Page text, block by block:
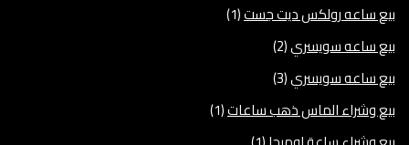
بيع ساعه رولكس ديت جست(1)
بيع ساعه سويسري(2)
بيع ساعه سويسري(3)
بيع وشراء الماس ذهب ساعات(1)